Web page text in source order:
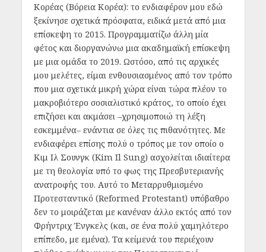
Κορέας (Βόρεια Κορέα): το ενδιαφέρον μου εδώ
ξεκίνησε σχετικά πρόσφατα, ειδικά μετά από μια
επίσκεψη το 2015. Προγραμματίζω άλλη μία
φέτος και διοργανώνω μια ακαδημαϊκή επίσκεψη
με μια ομάδα το 2019. Ωστόσο, από τις αρχικές
μου μελέτες, είμαι ενθουσιασμένος από τον τρόπο
που μια σχετικά μικρή χώρα είναι τώρα πλέον το
μακροβιότερο σοσιαλιστικό κράτος, το οποίο έχει
επιζήσει και ακμάσει –χρησιμοποιώ τη λέξη
εσκεμμένα– ενάντια σε όλες τις πιθανότητες. Με
ενδιαφέρει επίσης πολύ ο τρόπος με τον οποίο ο
Κιμ Ιλ Σουνγκ (Kim Il Sung) ασχολείται ιδιαίτερα
με τη θεολογία υπό το φως της Πρεσβυτεριανής
ανατροφής του. Αυτό το Mεταρρυθμισμένο
Προτεσταντικό (Reformed Protestant) υπόβαθρο
δεν το μοιράζεται με κανέναν άλλο εκτός από τον
Φρήντριχ Ένγκελς (και, σε ένα πολύ χαμηλότερο
επίπεδο, με εμένα). Τα κείμενά του περιέχουν